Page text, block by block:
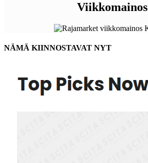
Viikkomainos
NÄMÄ KIINNOSTAVAT NYT